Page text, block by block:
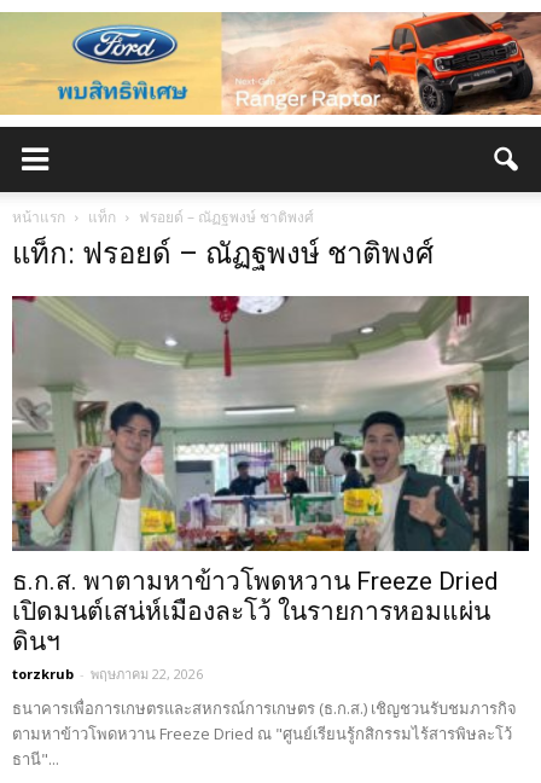
หน้าแรก แท็ก ฟรอยด์ – ณัฏฐพงษ์ ชาติพงศ์
แท็ก: ฟรอยด์ – ณัฏฐพงษ์ ชาติพงศ์
ธ.ก.ส. พาตามหาข้าวโพดหวาน Freeze Dried
เปิดมนต์เสน่ห์เมืองละโว้ ในรายการหอมแผ่น
ดินฯ
torzkrub - พฤษภาคม 22, 2026
ธนาคารเพื่อการเกษตรและสหกรณ์การเกษตร (ธ.ก.ส.) เชิญชวนรับชมภารกิจ
ตามหาข้าวโพดหวาน Freeze Dried ณ "ศูนย์เรียนรู้กสิกรรมไร้สารพิษละโว้
ธานี"...